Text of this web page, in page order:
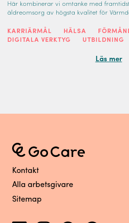
Här kombinerar vi omtanke med
äldreomsorg av högsta kvalitet för
KARRIÄRMÅL HÄLSA
DIGITALA VERKTYG
UTBILDNING
Läs mer
Kontakt
Alla arbetsgivare
Sitemap